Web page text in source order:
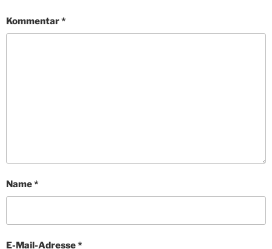
Kommentar*
Name*
E-Mail-Adresse*